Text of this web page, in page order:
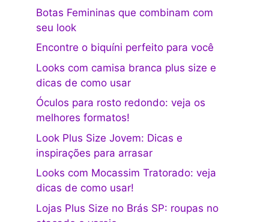
Botas Femininas que combinam com
seu look
Encontre o biquíni perfeito para você
Looks com camisa branca plus size e
dicas de como usar
Óculos para rosto redondo: veja os
melhores formatos!
Look Plus Size Jovem: Dicas e
inspirações para arrasar
Looks com Mocassim Tratorado: veja
dicas de como usar!
Lojas Plus Size no Brás SP: roupas no